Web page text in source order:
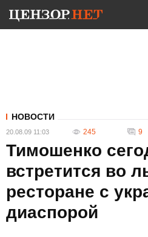
НОВОСТИ
20.08.09 11:03 245 9
Тимошенко
встретится во
ресторане с
диаспорой